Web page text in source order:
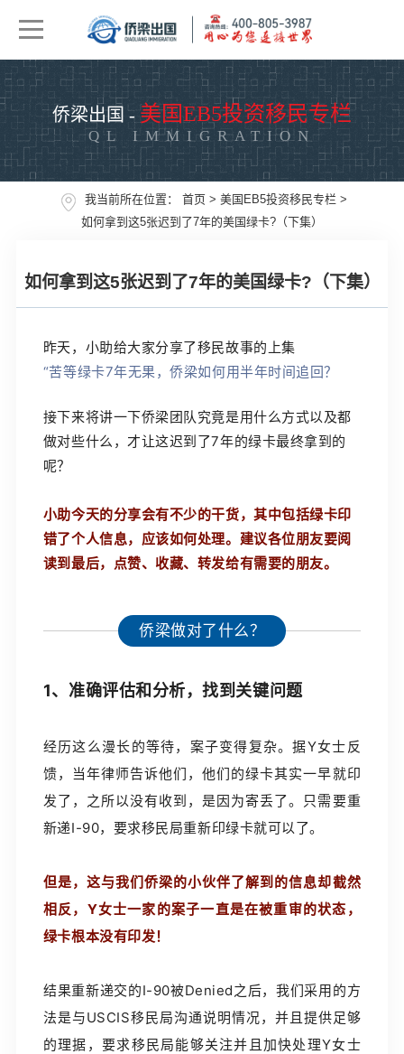
侨梁出国 - 美国EB5投资移民专栏
QL IMMIGRATION
我当前所在位置： 首页> 美国EB5投资移民专栏 >
如何拿到这5张迟到了7年的美国绿卡?（下集）
如何拿到这5张迟到了7年的美国绿卡?（下集）
昨天，小助给大家分享了移民故事的上集
“苦等绿卡7年无果，侨梁如何用半年时间追回？
接下来将讲一下侨梁团队究竟是用什么方式以及都
做对些什么，才让这迟到了7年的绿卡最终拿到的
呢？
小助今天的分享会有不少的干货，其中包括绿卡印
错了个人信息，应该如何处理。建议各位朋友要阅
读到最后，点赞、收藏、转发给有需要的朋友。
侨梁做对了什么？
1、准确评估和分析，找到关键问题
经历这么漫长的等待，案子变得复杂。据Y女士反
馈，当年律师告诉他们，他们的绿卡其实一早就印
发了，之所以没有收到，是因为寄丢了。只需要重
新递I-90，要求移民局重新印绿卡就可以了。
但是，这与我们侨梁的小伙伴了解到的信息却截然
相反，Y女士一家的案子一直是在被重审的状态，
绿卡根本没有印发！
结果重新递交的I-90被Denied之后，我们采用的方
法是与USCIS移民局沟通说明情况，并且提供足够
的理据，要求移民局能够关注并且加快处理Y女士